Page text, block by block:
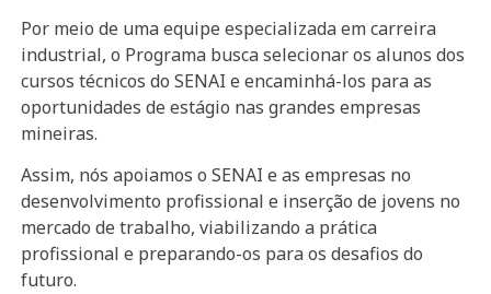
Por meio de uma equipe especializada em carreira
industrial, o Programa busca selecionar os alunos dos
cursos técnicos do SENAI e encaminhá-los para as
oportunidades de estágio nas grandes empresas
mineiras.
Assim, nós apoiamos o SENAI e as empresas no
desenvolvimento profissional e inserção de jovens no
mercado de trabalho, viabilizando a prática
profissional e preparando-os para os desafios do
futuro.